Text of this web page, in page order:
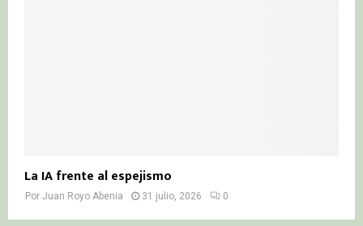
La IA frente al espejismo
Por Juan Royo Abenia 31 julio, 2026 0